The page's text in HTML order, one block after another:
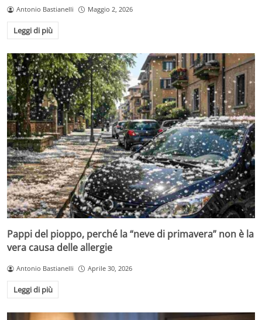
Antonio Bastianelli Maggio 2, 2026
Leggi di più
Pappi del pioppo, perché la “neve di primavera” non è la
vera causa delle allergie
Antonio Bastianelli Aprile 30, 2026
Leggi di più